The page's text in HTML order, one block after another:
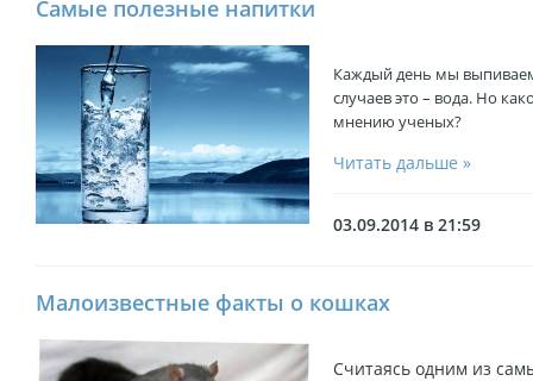
Самые полезные напитки
Каждый день мы
случаев это – вода. Но
мнению ученых?
Читать дальше »
03.09.2014 в 21:59
Малоизвестные факты о кошках
Считаясь одним из